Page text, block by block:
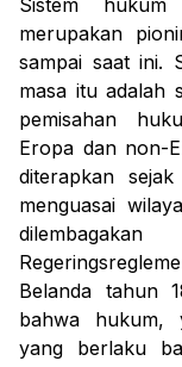
Sistem
merupakan
sampai saat ini.
masa itu adalah
pemisahan
Eropa dan non-
diterapkan
menguasai
Belanda tahun
bahwa hukum,
yang berlaku